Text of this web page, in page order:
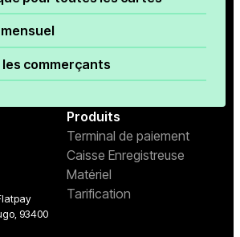
commerçants
93400
Produits
Terminal de paiement
Caisse Enregistreuse
Matériel
Tarification